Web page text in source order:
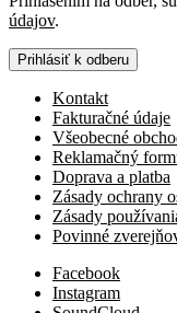
údajov.
Prihlásiť k odberu
Kontakt
Fakturačné údaje
Všeobecné
Reklamačný
Doprava a platba
Zásady ochrany
Zásady
Povinné
Facebook
Instagram